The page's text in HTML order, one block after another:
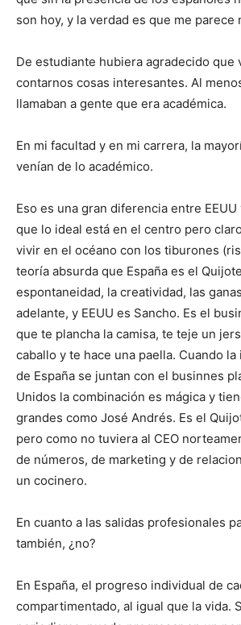
son hoy, y la verdad es que me parece
De estudiante hubiera agradecido que
contarnos cosas interesantes. Al
llamaban a gente que era académica.
En mi facultad y en mi carrera, la
venían de lo académico.
Eso es una gran diferencia entre EEUU
que lo ideal está en el centro pero
vivir en el océano con los tiburones
teoría absurda que España es el
espontaneidad, la creatividad, las
adelante, y EEUU es Sancho. Es el
que te plancha la camisa, te teje un
caballo y te hace una paella. Cuando
de España se juntan con el businnes
Unidos la combinación es mágica y
grandes como José Andrés. Es el
pero como no tuviera al CEO
de números, de marketing y de
un cocinero.
En cuanto a las salidas profesionales
también, ¿no?
En España, el progreso individual de
compartimentado, al igual que la vida.